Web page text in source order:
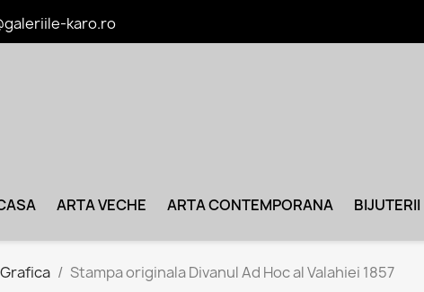
karo.ro
ARTA VECHE ARTA CONTEMPORANA BIJUTERII
Grafica Stampa originala Divanul Ad Hoc al Valahiei 1857